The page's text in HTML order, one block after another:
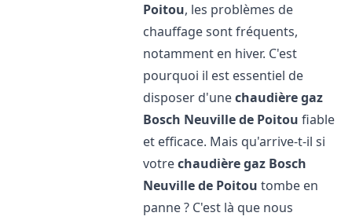
Poitou, les problèmes de
chauffage sont fréquents,
notamment en hiver. C'est
pourquoi il est essentiel de
disposer d'unechaudière gaz
Bosch Neuville de Poitou fiable
et efficace. Mais qu'arrive-t-il si
votrechaudière gaz Bosch
Neuville de Poitou tombe en
panne ? C'est là que nous